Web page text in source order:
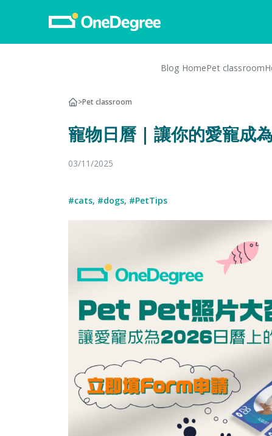
Dog Insurance
Insurance
Vet Network
Blog HomePet classroom
>Pet classroom
寵物日曆 | 讓你的愛寵成
03/11/2025
#cats, #dogs, #PetTips